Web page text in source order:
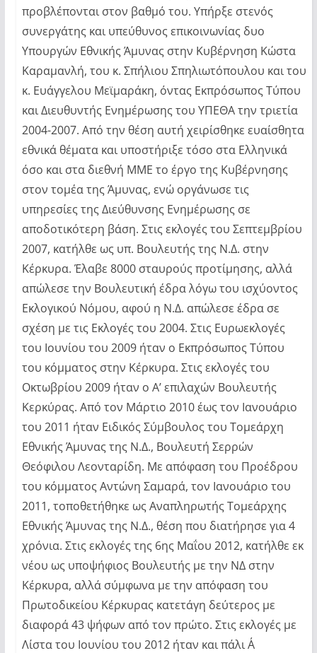
προβλέπονται στον βαθμό του. Υπήρξε στενός
συνεργάτης και υπεύθυνος επικοινωνίας δυο
Υπουργών Εθνικής Άμυνας στην Κυβέρνηση Κώστα
Καραμανλή, του κ. Σπήλιου Σπηλιωτόπουλου και του
κ. Ευάγγελου Μεϊμαράκη, όντας Εκπρόσωπος Τύπου
και Διευθυντής Ενημέρωσης του ΥΠΕΘΑ την τριετία
2004-2007. Από την θέση αυτή χειρίσθηκε ευαίσθητα
εθνικά θέματα και υποστήριξε τόσο στα Ελληνικά
όσο και στα διεθνή ΜΜΕ το έργο της Κυβέρνησης
στον τομέα της Άμυνας, ενώ οργάνωσε τις
υπηρεσίες της Διεύθυνσης Ενημέρωσης σε
αποδοτικότερη βάση. Στις εκλογές του Σεπτεμβρίου
2007, κατήλθε ως υπ. Βουλευτής της Ν.Δ. στην
Κέρκυρα. Έλαβε 8000 σταυρούς προτίμησης, αλλά
απώλεσε την Βουλευτική έδρα λόγω του ισχύοντος
Εκλογικού Νόμου, αφού η Ν.Δ. απώλεσε έδρα σε
σχέση με τις Εκλογές του 2004. Στις Ευρωεκλογές
του Ιουνίου του 2009 ήταν ο Εκπρόσωπος Τύπου
του κόμματος στην Κέρκυρα. Στις εκλογές του
Οκτωβρίου 2009 ήταν ο Α’ επιλαχών Βουλευτής
Κερκύρας. Από τον Μάρτιο 2010 έως τον Ιανουάριο
του 2011 ήταν Ειδικός Σύμβουλος του Τομεάρχη
Εθνικής Άμυνας της Ν.Δ., Βουλευτή Σερρών
Θεόφιλου Λεονταρίδη. Με απόφαση του Προέδρου
του κόμματος Αντώνη Σαμαρά, τον Ιανουάριο του
2011, τοποθετήθηκε ως Αναπληρωτής Τομεάρχης
Εθνικής Άμυνας της Ν.Δ., θέση που διατήρησε για 4
χρόνια. Στις εκλογές της 6ης Μαΐου 2012, κατήλθε εκ
νέου ως υποψήφιος Βουλευτής με την ΝΔ στην
Κέρκυρα, αλλά σύμφωνα με την απόφαση του
Πρωτοδικείου Κέρκυρας κατετάγη δεύτερος με
διαφορά 43 ψήφων από τον πρώτο. Στις εκλογές με
Λίστα του Ιουνίου του 2012 ήταν και πάλι Α΄